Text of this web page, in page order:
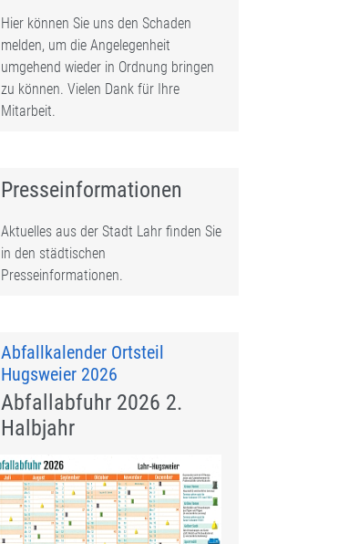
Hier können Sie uns den Schaden
melden, um die Angelegenheit
umgehend wieder in Ordnung bringen
zu können. Vielen Dank für Ihre
Mitarbeit.
Presseinformationen
Aktuelles aus der Stadt Lahr finden Sie
in den städtischen
Presseinformationen.
Abfallkalender Ortsteil
Hugsweier 2026
Abfallabfuhr 2026 2.
Halbjahr